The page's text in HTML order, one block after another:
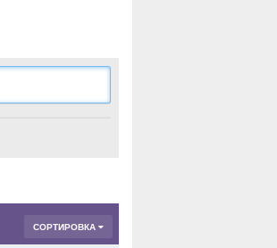
СОРТИРОВКА